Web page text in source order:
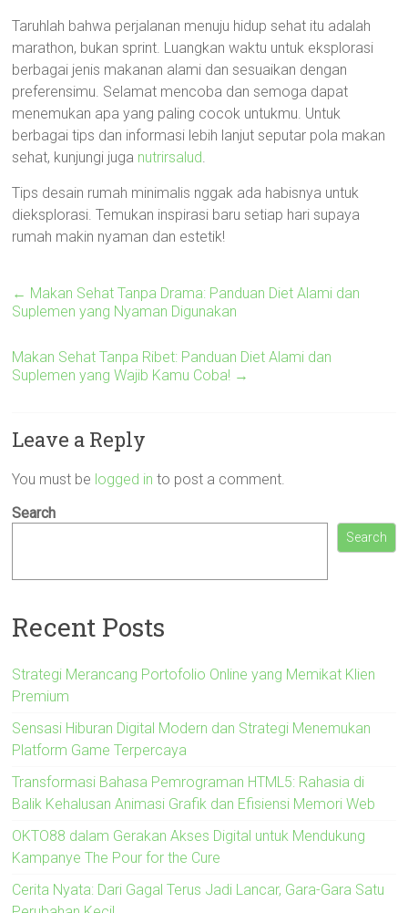
Taruhlah bahwa perjalanan menuju hidup sehat itu adalah
marathon, bukan sprint. Luangkan waktu untuk eksplorasi
berbagai jenis makanan alami dan sesuaikan dengan
preferensimu. Selamat mencoba dan semoga dapat
menemukan apa yang paling cocok untukmu. Untuk
berbagai tips dan informasi lebih lanjut seputar pola makan
sehat, kunjungi juga nutrirsalud.
Tips desain rumah minimalis nggak ada habisnya untuk
dieksplorasi. Temukan inspirasi baru setiap hari supaya
rumah makin nyaman dan estetik!
← Makan Sehat Tanpa Drama: Panduan Diet Alami dan
Suplemen yang Nyaman Digunakan
Makan Sehat Tanpa Ribet: Panduan Diet Alami dan
Suplemen yang Wajib Kamu Coba! →
Leave a Reply
You must be logged in to post a comment.
Search
Search
Recent Posts
Strategi Merancang Portofolio Online yang Memikat Klien
Premium
Sensasi Hiburan Digital Modern dan Strategi Menemukan
Platform Game Terpercaya
Transformasi Bahasa Pemrograman HTML5: Rahasia di
Balik Kehalusan Animasi Grafik dan Efisiensi Memori Web
OKTO88 dalam Gerakan Akses Digital untuk Mendukung
Kampanye The Pour for the Cure
Cerita Nyata: Dari Gagal Terus Jadi Lancar, Gara-Gara Satu